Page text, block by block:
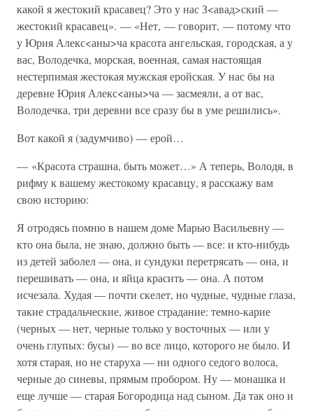
какой я жестокий красавец? Это у нас З<авад>ский —
жестокий красавец». — «Нет, — говорит, — потому что
у Юрия Алекс<аны>ча красота ангельская, городская, а у
вас, Володечка, морская, военная, самая настоящая
нестерпимая жестокая мужская еройская. У нас бы на
деревне Юрия Алекс<аны>ча — засмеяли, а от вас,
Володечка, три деревни все сразу бы в уме решились».
Вот какой я (задумчиво) — ерой…
— «Красота страшна, быть может…» А теперь, Володя, в
рифму к вашему жестокому красавцу, я расскажу вам
свою историю:
Я отродясь помню в нашем доме Марью Васильевну —
кто она была, не знаю, должно быть — все: и кто-нибудь
из детей заболел — она, и сундуки перетрясать — она, и
перешивать — она, и яйца красить — она. А потом
исчезала. Худая — почти скелет, но чудные, чудные глаза,
такие страдальческие, живое страдание: темно-карие
(черных — нет, черные только у восточных — или у
очень глупых: бусы) — во все лицо, которого не было. И
хотя старая, но не старуха — ни одного седого волоса,
черные до синевы, прямым пробором. Ну — монашка и
еще лучше — старая Богородица над сыном. Да так оно и